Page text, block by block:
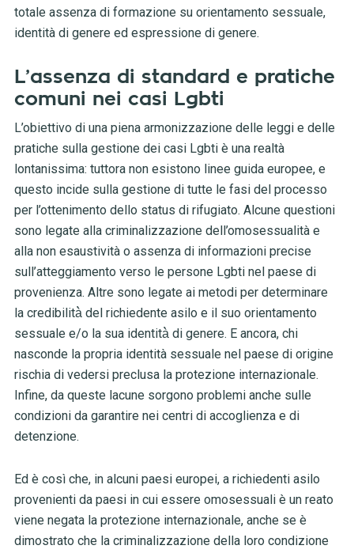
totale assenza di formazione su orientamento sessuale,
identità di genere ed espressione di genere.
L’assenza di standard e pratiche
comuni nei casi Lgbti
L’obiettivo di una piena armonizzazione delle leggi e delle
pratiche sulla gestione dei casi Lgbti è una realtà
lontanissima: tuttora non esistono linee guida europee, e
questo incide sulla gestione di tutte le fasi del processo
per l’ottenimento dello status di rifugiato. Alcune questioni
sono legate alla criminalizzazione dell’omosessualità e
alla non esaustività o assenza di informazioni precise
sull’atteggiamento verso le persone Lgbti nel paese di
provenienza. Altre sono legate ai metodi per determinare
la credibilità̀ del richiedente asilo e il suo orientamento
sessuale e/o la sua identità̀ di genere. E ancora, chi
nasconde la propria identità sessuale nel paese di origine
rischia di vedersi preclusa la protezione internazionale.
Infine, da queste lacune sorgono problemi anche sulle
condizioni da garantire nei centri di accoglienza e di
detenzione.
Ed è così che, in alcuni paesi europei, a richiedenti asilo
provenienti da paesi in cui essere omosessuali è un reato
viene negata la protezione internazionale, anche se è
dimostrato che la criminalizzazione della loro condizione